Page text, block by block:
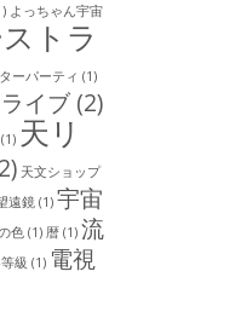
よっちゃん宇宙
トラ
ーパーティ (1)
イブ (2)
(1) 天リ
天文ショップ
遠鏡 (1) 宇宙
色 (1) 暦 (1) 流
級 (1) 電視